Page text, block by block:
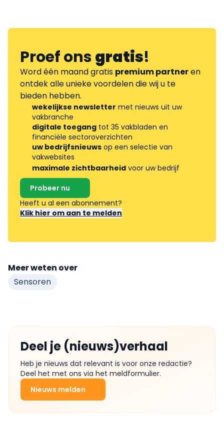
Proef onsgratis!
Word één maand gratis premium partneren
ontdek alle unieke voordelen die wij u te
bieden hebben.
wekelijkse newsletter met nieuws uit uw
vakbranche
digitale toegang tot 35 vakbladen en
financiële sectoroverzichten
uw bedrijfsnieuws op een selectie van
vakwebsites
maximale zichtbaarheid voor uw bedrijf
Probeer nu
Heeft u al een abonnement?
Klik hier om aan te melden
Meer weten over
Sensoren
Deel je (nieuws)verhaal
Heb je nieuws dat relevant is voor onze redactie?
Deel het met ons via het meldformulier.
Nieuws melden